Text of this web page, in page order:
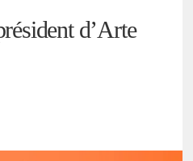
d’Arte